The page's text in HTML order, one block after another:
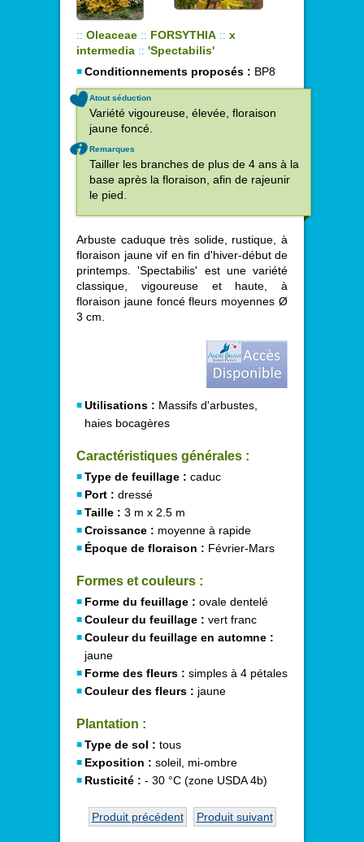
:: Oleaceae :: FORSYTHIA :: x
intermedia :: 'Spectabilis'
Conditionnements proposés : BP8
Atout séduction
Variété vigoureuse, élevée, floraison
jaune foncé.
Remarques
Tailler les branches de plus de 4 ans à la
base après la floraison, afin de rajeunir
le pied.
Arbuste caduque très solide, rustique, à
floraison jaune vif en fin d'hiver-début de
printemps. 'Spectabilis' est une variété
classique, vigoureuse et haute, à
floraison jaune foncé fleurs moyennes Ø
3 cm.
Utilisations : Massifs d'arbustes,
haies bocagères
Caractéristiques générales :
Type de feuillage : caduc
Port : dressé
Taille : 3 m x 2.5 m
Croissance : moyenne à rapide
Époque de floraison : Février-Mars
Formes et couleurs :
Forme du feuillage : ovale dentelé
Couleur du feuillage : vert franc
Couleur du feuillage en automne :
jaune
Forme des fleurs : simples à 4 pétales
Couleur des fleurs : jaune
Plantation :
Type de sol : tous
Exposition : soleil, mi-ombre
Rusticité : - 30 °C (zone USDA 4b)
Produit précédent Produit suivant